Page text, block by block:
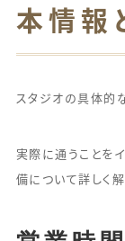
本情報
スタジオの具体的
実際に通うことを
備について詳しく解